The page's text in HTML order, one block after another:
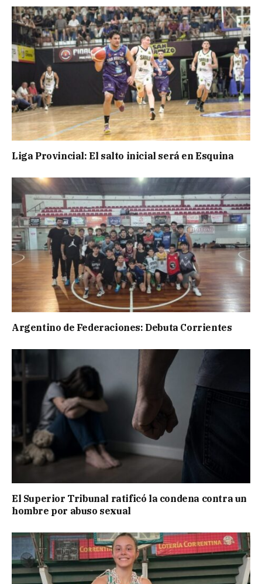
Liga Provincial: El salto inicial será en Esquina
Argentino de Federaciones: Debuta Corrientes
El Superior Tribunal ratificó la condena contra un
hombre por abuso sexual